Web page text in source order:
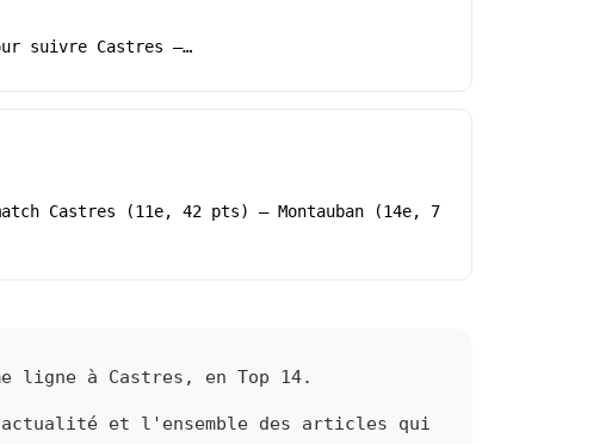
suivre Castres –…
Castres (11e, 42 pts) – Montauban (14e, 7
ligne à Castres, en Top 14.
et l'ensemble des articles qui